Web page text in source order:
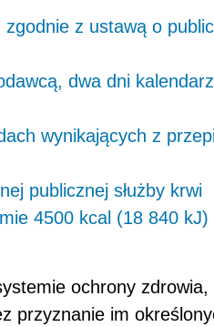
z ustawą o
dwa dni
wynikających z
publicznej służby krwi
4500 kcal (18 840 kJ)
ochrony zdrowia,
przyznanie im